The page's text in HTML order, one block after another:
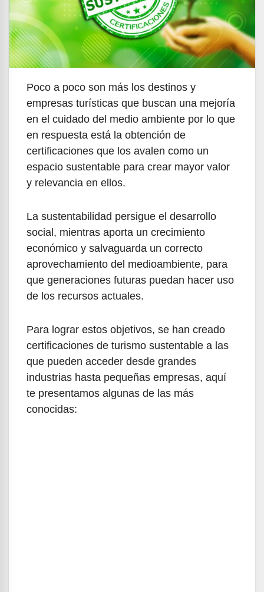
Poco a poco son más los destinos y
empresas turísticas que buscan una mejoría
en el cuidado del medio ambiente por lo que
en respuesta está la obtención de
certificaciones que los avalen como un
espacio sustentable para crear mayor valor
y relevancia en ellos.
La sustentabilidad persigue el desarrollo
social, mientras aporta un crecimiento
económico y salvaguarda un correcto
aprovechamiento del medioambiente, para
que generaciones futuras puedan hacer uso
de los recursos actuales.
Para lograr estos objetivos, se han creado
certificaciones de turismo sustentable a las
que pueden acceder desde grandes
industrias hasta pequeñas empresas, aquí
te presentamos algunas de las más
conocidas: